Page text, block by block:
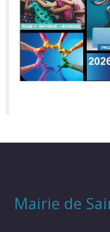
Mairie de